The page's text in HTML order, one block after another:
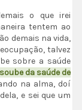
o que irei
tentem ao
demais na vida,
talvez
sobre a saúde
da saúde de
na alma, doí
dela, e sei que um